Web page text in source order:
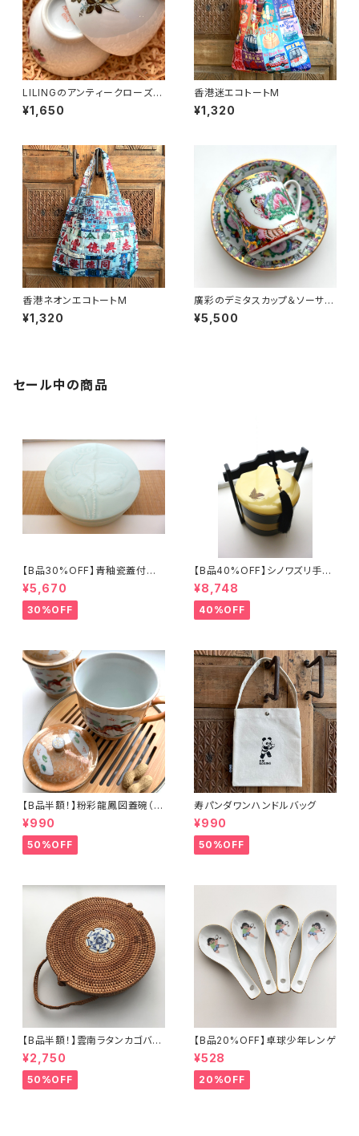
LILINGのアンティークローズ飯
碗〜70年代醴陵窯
¥1,650
香港迷エコトートM
¥1,320
香港ネオンエコトートM
¥1,320
廣彩のデミタスカップ＆ソーサー
（70年代廣彩デッドストック）
¥5,500
セール中の商品
【B品30%OFF】青釉瓷蓋付盒
（蓮の実）
¥5,670
30%OFF
【B品40%OFF】シノワズリ手提
げ三段重「バタフライ」
¥8,748
40%OFF
【B品半額！】粉彩龍鳳図蓋碗（8
0年代景徳鎮デッドストック）
¥990
50%OFF
寿パンダワンハンドルバッグ
¥990
50%OFF
【B品半額！】雲南ラタンカゴバッ
グ
¥2,750
50%OFF
【B品20%OFF】卓球少年レンゲ
¥528
20%OFF